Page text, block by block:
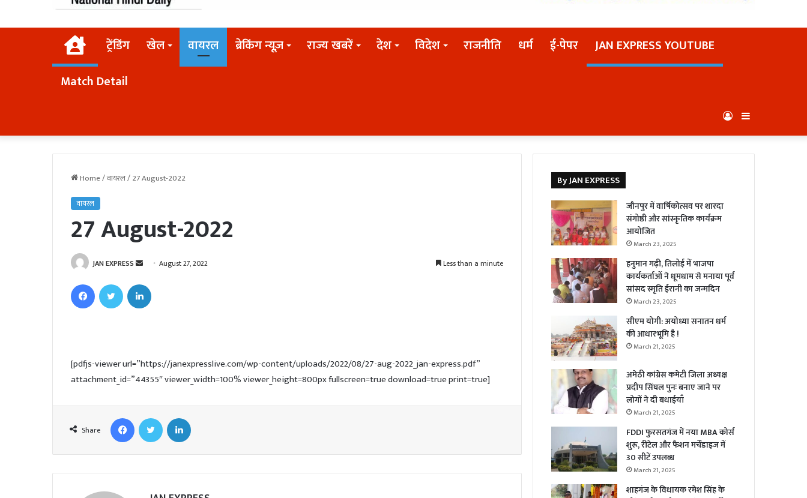
Homeट्रेंडिंग खेल वायरल ब्रेकिंग न्यूज़ राज्य खबरें देश विदेश राजनीति धर्म ई-पेपर
JAN EXPRESS YOUTUBE
Match Detail
Log
In
Home/वायरल/27 August-2022
वायरल
27 August-2022
JAN EXPRESS
d
m
a
l
August 27, 2022 Less than a minute
[pdfjs-viewer url=”https://janexpresslive.com/wp-content/uploads/2022/08/27-aug-2022_jan-express.pdf”
attachment_id=”44355″ viewer_width=100% viewer_height=800px fullscreen=true download=true print=true]
Share
By JAN EXPRESS
जौनपुर में वार्षिकोत्सव पर शारदा
संगोष्ठी और सांस्कृतिक कार्यक्रम
आयोजित
March 23, 2025
हनुमान गढ़ी, तिलोई में भाजपा
कार्यकर्ताओं ने धूमधाम से मनाया पूर्व
सांसद स्मृति ईरानी का जन्मदिन
March 23, 2025
सीएम योगी: अयोध्या सनातन धर्म
की आधारभूमि है !
March 21, 2025
अमेठी कांग्रेस कमेटी जिला अध्यक्ष
प्रदीप सिंघल पुनः बनाए जाने पर
लोगों ने दी बधाईयाँ
March 21, 2025
FDDI फुरसतगंज में नया MBA कोर्स
शुरू, रीटेल और फैशन मर्चेंडाइज में
30 सीटें उपलब्ध
March 21, 2025
शाहगंज के विधायक रमेश सिंह के